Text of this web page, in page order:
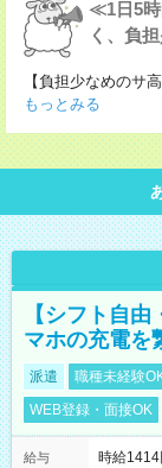
≪1日5時
く、負
【負担少なめのサ
もっとみる
【シフト自
マホの充電を
派遣 職種未経験
WEB登録・面接OK
給与
時給